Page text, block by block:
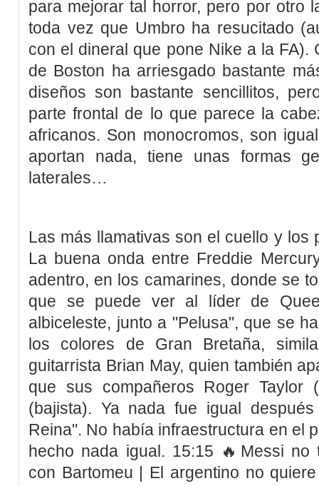
para mejorar tal horror, pero por otro
toda vez que Umbro ha resucitado
con el dineral que pone Nike a la FA).
de Boston ha arriesgado bastante
diseños son bastante sencillitos,
parte frontal de lo que parece la
africanos. Son monocromos, son
aportan nada, tiene unas formas
laterales…
Las más llamativas son el cuello y los
La buena onda entre Freddie
adentro, en los camarines, donde se
que se puede ver al líder de
albiceleste, junto a "Pelusa", que se
los colores de Gran Bretaña,
guitarrista Brian May, quien también
que sus compañeros Roger Taylor
(bajista). Ya nada fue igual
Reina". No había infraestructura en el
hecho nada igual. 15:15 🔥Messi no
con Bartomeu | El argentino no